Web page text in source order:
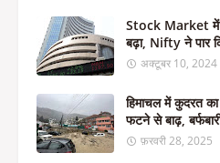
Stock Market
बढ़ा, Nifty ने पार
अक्टूबर 10, 2024
हिमाचल में कुदरत
फटने से बाढ़,
फ़रवरी 28, 2025